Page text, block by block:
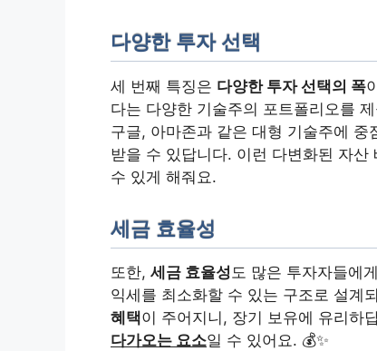
다양한 투자 선택
세 번째 특징은 다양한 투자 선택의 폭
다는 다양한 기술주의 포트폴리오를
구글, 아마존과 같은 대형 기술주에 중
받을 수 있답니다. 이런 다변화된 자
수 있게 해줘요.
세금 효율성
또한, 세금 효율성도 많은 투자자들에
익세를 최소화할 수 있는 구조로 설계
혜택이 주어지니, 장기 보유에 유리하
다가오는 요소일 수 있어요. 💰✨